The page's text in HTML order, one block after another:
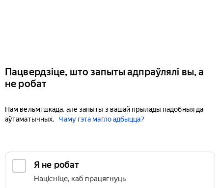
Пацвердзіце, што запыты адпраўлялі вы, а
не робат
Нам вельмі шкада, але запыты з вашай прылады падобныя да
аўтаматычных.
Чаму гэта магло адбыцца?
Я не робат
Націсніце, каб працягнуць